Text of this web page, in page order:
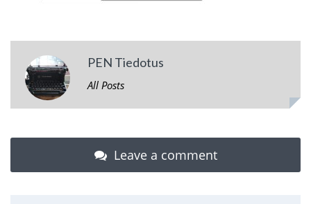
PEN Tiedotus
All Posts
Leave a comment